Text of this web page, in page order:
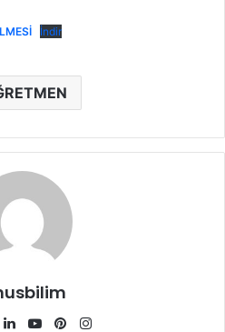
İndir
Facebook
LinkedInYouTubePinterest